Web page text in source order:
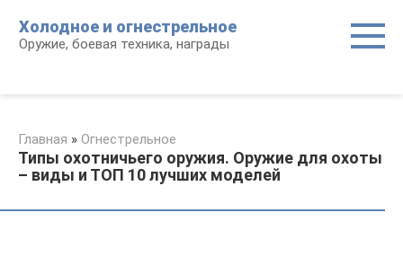
контенту
Холодное и огнестрельное
Оружие, боевая техника, награды
Главная » Огнестрельное
Типы охотничьего оружия. Оружие для охоты
– виды и ТОП 10 лучших моделей